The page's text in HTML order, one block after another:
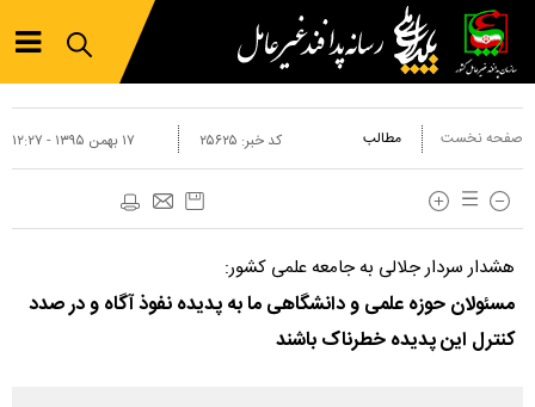
صفحه نخست مطالب ۱۷ بهمن ۱۳۹۵ - ۱۲:۲۷ کد خبر: ۲۵۶۲۵
هشدار سردار جلالی به جامعه علمی کشور:
مسئولان حوزه علمی و دانشگاهی ما به پدیده نفوذ آگاه و در صدد
کنترل این پدیده خطرناک باشند